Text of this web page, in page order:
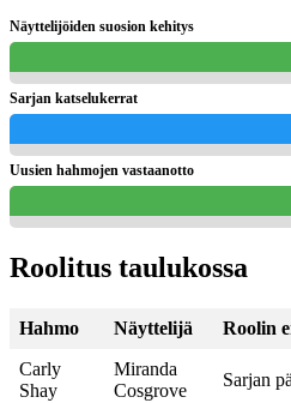
Näyttelijöiden suosion kehitys
Sarjan katselukerrat
Uusien hahmojen vastaanotto
Roolitus taulukossa
Hahmo Näyttelijä
Roolin
Carly
Shay
Miranda
Cosgrove
Sarjan